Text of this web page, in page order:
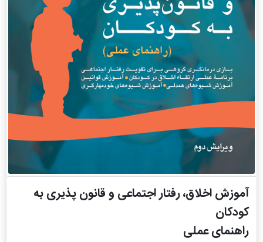
آموزش اخلاق، رفتار اجتماعی و قانون پذیری به
کودکان
راهنمای عملی